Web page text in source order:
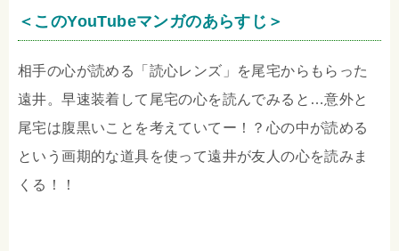
＜このYouTubeマンガのあらすじ＞
相手の心が読める「読心レンズ」を尾宅からもらった
遠井。早速装着して尾宅の心を読んでみると…意外と
尾宅は腹黒いことを考えていてー！？心の中が読める
という画期的な道具を使って遠井が友人の心を読みま
くる！！